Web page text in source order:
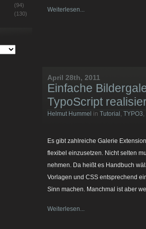
Weiterlesen...
April 28th, 2011
Einfache
TypoScript
Helmut Hummel in Tutorial , TYPO3,
Es gibt zahlreiche Galerie
flexibel einzusetzen. Nicht selten
nehmen. Da heißt es Handbuch
Vorlagen und CSS entsprechend
Sinn machen. Manchmal ist aber
Weiterlesen...
(94)
(130)